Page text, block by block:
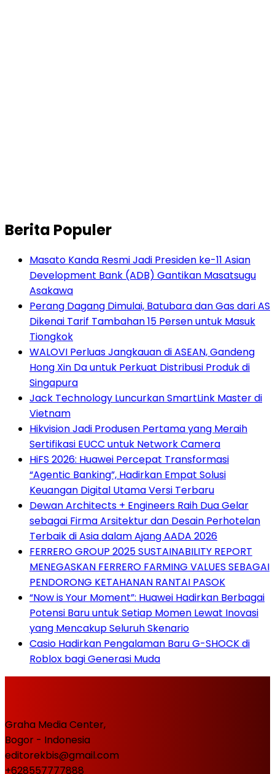
Berita Populer
Masato Kanda Resmi Jadi Presiden ke-11 Asian
Development Bank (ADB) Gantikan Masatsugu
Asakawa
Perang Dagang Dimulai, Batubara dan Gas dari AS
Dikenai Tarif Tambahan 15 Persen untuk Masuk
Tiongkok
WALOVI Perluas Jangkauan di ASEAN, Gandeng
Hong Xin Da untuk Perkuat Distribusi Produk di
Singapura
Jack Technology Luncurkan SmartLink Master di
Vietnam
Hikvision Jadi Produsen Pertama yang Meraih
Sertifikasi EUCC untuk Network Camera
HiFS 2026: Huawei Percepat Transformasi
“Agentic Banking”, Hadirkan Empat Solusi
Keuangan Digital Utama Versi Terbaru
Dewan Architects + Engineers Raih Dua Gelar
sebagai Firma Arsitektur dan Desain Perhotelan
Terbaik di Asia dalam Ajang AADA 2026
FERRERO GROUP 2025 SUSTAINABILITY REPORT
MENEGASKAN FERRERO FARMING VALUES SEBAGAI
PENDORONG KETAHANAN RANTAI PASOK
“Now is Your Moment”: Huawei Hadirkan Berbagai
Potensi Baru untuk Setiap Momen Lewat Inovasi
yang Mencakup Seluruh Skenario
Casio Hadirkan Pengalaman Baru G-SHOCK di
Roblox bagi Generasi Muda
Graha Media Center,
Bogor - Indonesia
editorekbis@gmail.com
+628557777888